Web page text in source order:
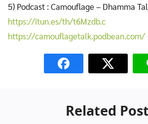
5) Podcast : Camouflage – Dhamma
https://itun.es/th/t6Mzdb.c
https://camouflagetalk.podbean.com/
Related